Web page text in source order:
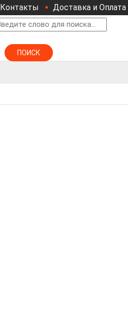
Контакты Доставка и Оплата
ПОИСК